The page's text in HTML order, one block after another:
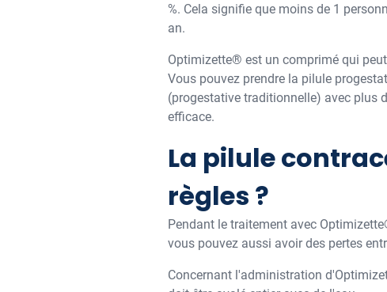
%. Cela signifie que moins de 1
an.
Optimizette® est un comprimé qui
Vous pouvez prendre la pilule
(progestative traditionnelle) avec plus
efficace.
La pilule
règles ?
Pendant le traitement avec
vous pouvez aussi avoir des pertes
Concernant l'administration